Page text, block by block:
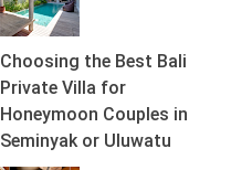
Choosing the Best Bali
Private Villa for
Honeymoon Couples in
Seminyak or Uluwatu